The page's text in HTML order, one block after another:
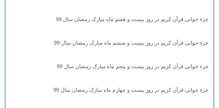
جزء خوانی قرآن کریم در روز بیست و هفتم ماه مبارک رمضان سال 99
جزء خوانی قرآن کریم در روز بیست و ششم ماه مبارک رمضان سال 99
جزء خوانی قرآن کریم در روز بیست و پنجم ماه مبارک رمضان سال 99
جزء خوانی قرآن کریم در روز بیست و چهارم ماه مبارک رمضان سال 99